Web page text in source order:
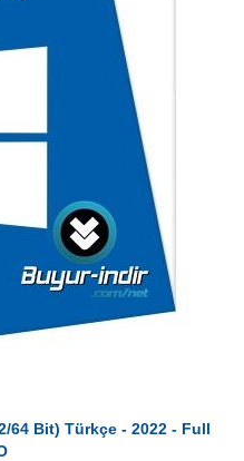
64 Bit) Türkçe - 2022 - Full